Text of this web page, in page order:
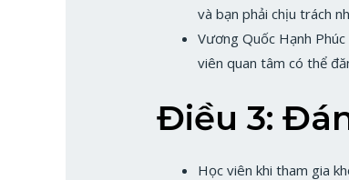
và bạn phải chịu trách
Vương Quốc Hạnh
viên quan tâm có thể
Điều 3:
Học viên khi tham gia